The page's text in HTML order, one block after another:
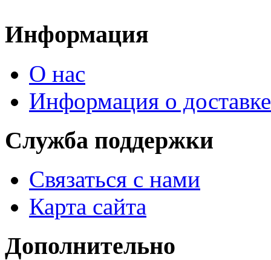
Информация
О нас
Информация о доставке
Служба поддержки
Связаться с нами
Карта сайта
Дополнительно